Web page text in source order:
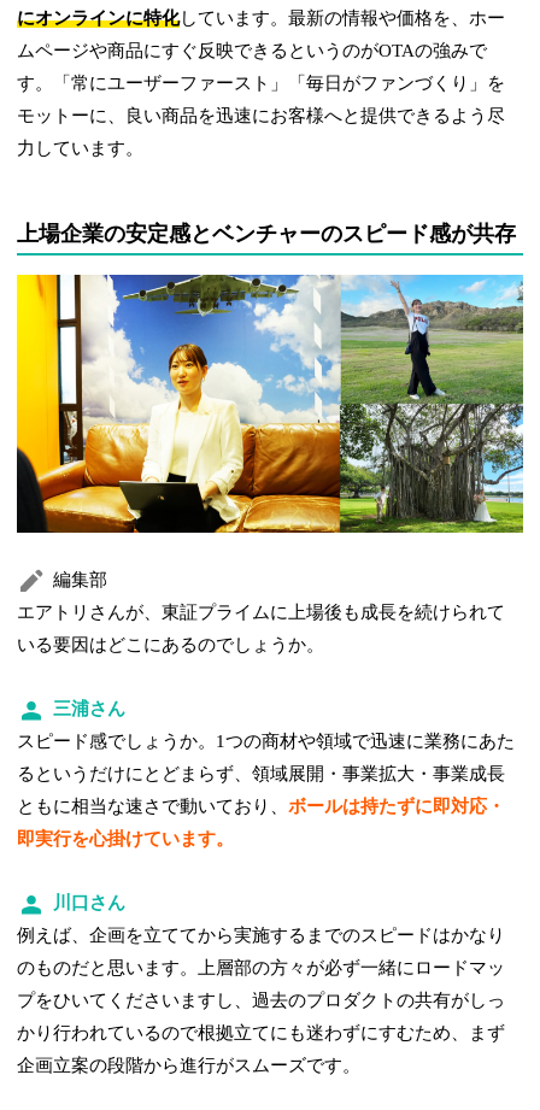
にオンラインに特化しています。最新の情報や価格を、ホー
ムページや商品にすぐ反映できるというのがOTAの強みで
す。「常にユーザーファースト」「毎日がファンづくり」を
モットーに、良い商品を迅速にお客様へと提供できるよう尽
力しています。
上場企業の安定感とベンチャーのスピード感が共存
編集部
エアトリさんが、東証プライムに上場後も成長を続けられて
いる要因はどこにあるのでしょうか。
三浦さん
スピード感でしょうか。1つの商材や領域で迅速に業務にあた
るというだけにとどまらず、領域展開・事業拡大・事業成長
ともに相当な速さで動いており、ボールは持たずに即対応・
即実行を心掛けています。
川口さん
例えば、企画を立ててから実施するまでのスピードはかなり
のものだと思います。上層部の方々が必ず一緒にロードマッ
プをひいてくださいますし、過去のプロダクトの共有がしっ
かり行われているので根拠立てにも迷わずにすむため、まず
企画立案の段階から進行がスムーズです。